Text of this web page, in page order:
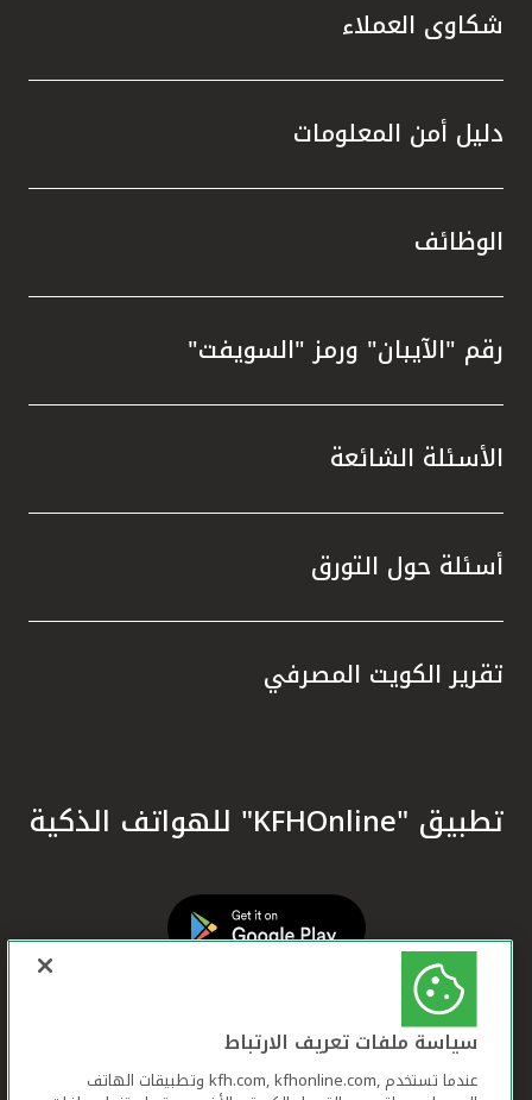
شكاوى العملاء
دليل أمن المعلومات
الوظائف
رقم "الآيبان" ورمز "السويفت"
الأسئلة الشائعة
أسئلة حول التورق
تقرير الكويت المصرفي
تطبيق "KFHOnline" للهواتف الذكية
سياسة ملفات تعريف الارتباط
عندما تستخدم ,kfh.com, kfhonline.com وتطبيقات الهاتف